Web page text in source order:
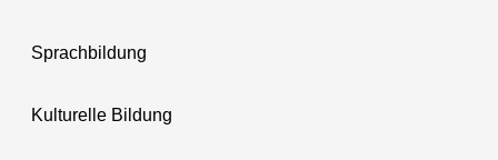
Sprachbildung
Kulturelle Bildung